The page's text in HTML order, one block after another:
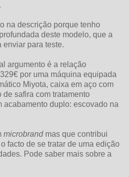
.
na descrição porque tenho
deste modelo, que a
para teste.
argumento é a relação
por uma máquina equipada
Miyota, caixa em aço com
safira com tratamento
acabamento duplo: escovado na
microbrandmas que contribui
facto de se tratar de uma edição
Pode saber mais sobre a